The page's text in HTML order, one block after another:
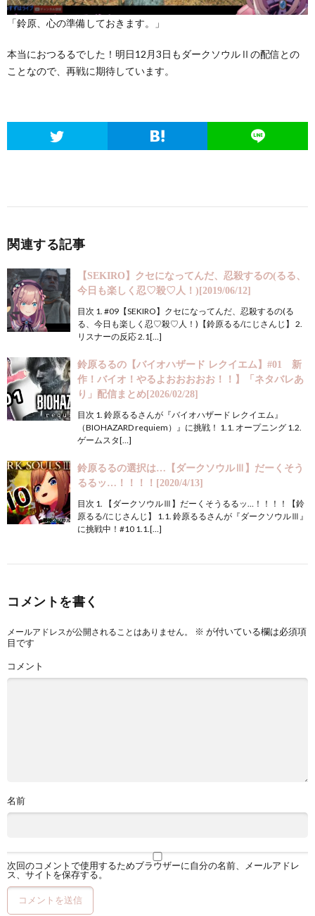
「鈴原、心の準備しておきます。」
本当におつるるでした！明日12月3日もダークソウルⅡの配信との
ことなので、再戦に期待しています。
関連する記事
【SEKIRO】クセになってんだ、忍殺するの(るる、
今日も楽しく忍♡殺♡人！)[2019/06/12]
目次 1. #09【SEKIRO】クセになってんだ、忍殺するの(る
る、今日も楽しく忍♡殺♡人！)【鈴原るる/にじさんじ】 2.
リスナーの反応 2.1[…]
鈴原るるの【バイオハザード レクイエム】#01 新
作！バイオ！やるよおおおおお！！】「ネタバレあ
り」配信まとめ[2026/02/28]
目次 1. 鈴原るるさんが『バイオハザード レクイエム』
（BIOHAZARD requiem）』に挑戦！ 1.1. オープニング 1.2.
ゲームスタ[…]
鈴原るるの選択は…【ダークソウルⅢ】だーくそう
るるッ…！！！！[2020/4/13]
目次 1. 【ダークソウルⅢ】だーくそうるるッ…！！！！【鈴
原るる/にじさんじ】 1.1. 鈴原るるさんが『ダークソウルⅢ』
に挑戦中！#10 1.1.[…]
コメントを書く
メールアドレスが公開されることはありません。 ※ が付いている欄は必須項
目です
コメント
名前
次回のコメントで使用するためブラウザーに自分の名前、メールアドレ
ス、サイトを保存する。